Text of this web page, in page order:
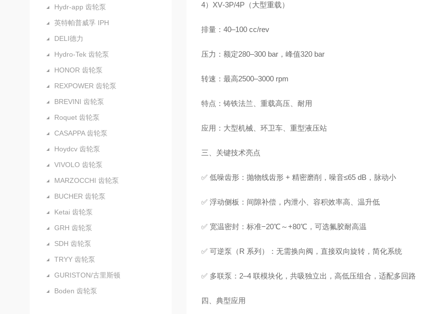
Hydr-app 齿轮泵
英特帕普威孚 IPH
DELI德力
Hydro-Tek 齿轮泵
HONOR 齿轮泵
REXPOWER 齿轮泵
BREVINI 齿轮泵
Roquet 齿轮泵
CASAPPA 齿轮泵
Hoydcv 齿轮泵
VIVOLO 齿轮泵
MARZOCCHI 齿轮泵
BUCHER 齿轮泵
Ketai 齿轮泵
GRH 齿轮泵
SDH 齿轮泵
TRYY 齿轮泵
GURISTON/古里斯顿
Boden 齿轮泵
4）XV‑3P/4P（大型重载）
排量：40–100 cc/rev
压力：额定280–300 bar，峰值320 bar
转速：最高2500–3000 rpm
特点：铸铁法兰、重载高压、耐用
应用：大型机械、环卫车、重型液压站
三、关键技术亮点
✅ 低噪齿形：抛物线齿形 + 精密磨削，噪音≤65 dB，脉动小
✅ 浮动侧板：间隙补偿，内泄小、容积效率高、温升低
✅ 宽温密封：标准−20℃～+80℃，可选氟胶耐高温
✅ 可逆泵（R 系列）：无需换向阀，直接双向旋转，简化系统
✅ 多联泵：2–4 联模块化，共吸独立出，高低压组合，适配多回路
四、典型应用